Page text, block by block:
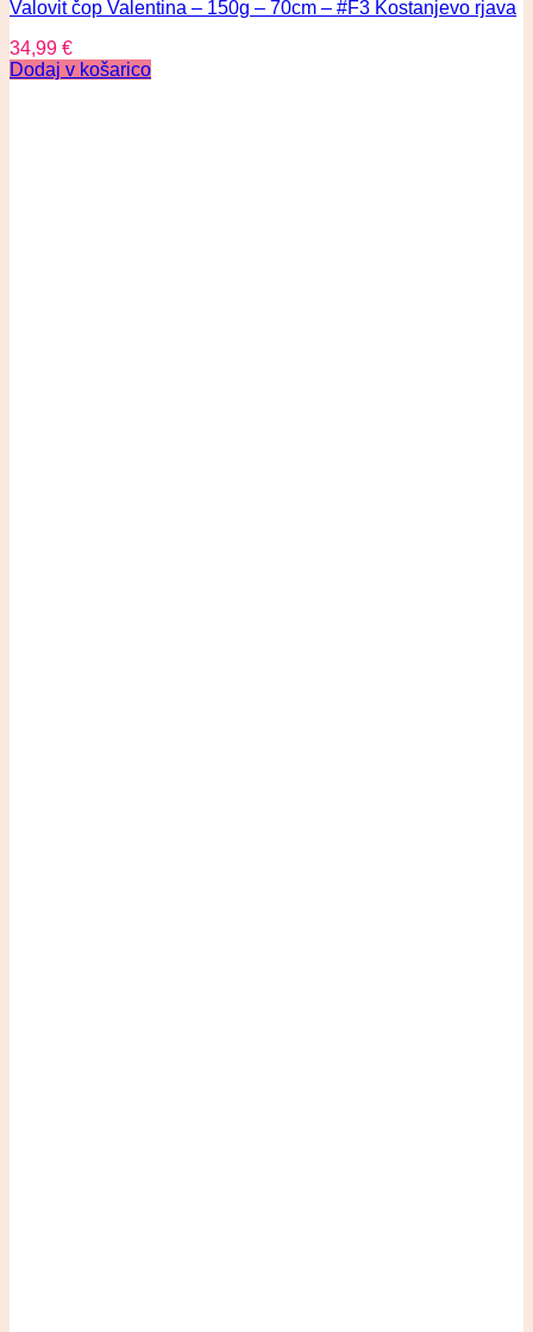
Valovit čop Valentina – 150g – 70cm – #F3 Kostanjevo rjava
34,99 €
Dodaj v košarico